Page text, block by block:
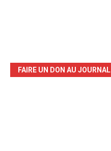
FAIRE UN DON AU JOURNAL